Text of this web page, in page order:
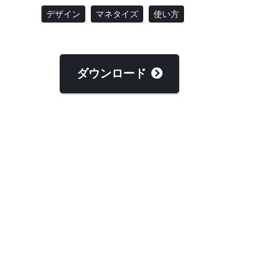
デザイン マネタイズ 使い方
ダウンロード